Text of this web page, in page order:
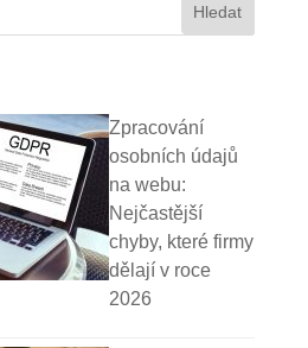
Zpracování
osobních údajů
na webu:
Nejčastější
chyby, které firmy
dělají v roce
2026